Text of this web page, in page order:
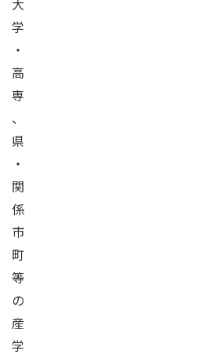
大
学
・
高
専
、
県
・
関
係
市
町
等
の
産
学